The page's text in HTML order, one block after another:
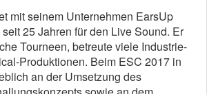
mit seinem Unternehmen EarsUp
25 Jahren für den Live Sound. Er
Tourneen, betreute viele Industrie-
Produktionen. Beim ESC 2017 in
an der Umsetzung des